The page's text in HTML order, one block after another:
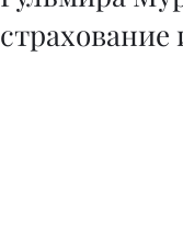
страхование